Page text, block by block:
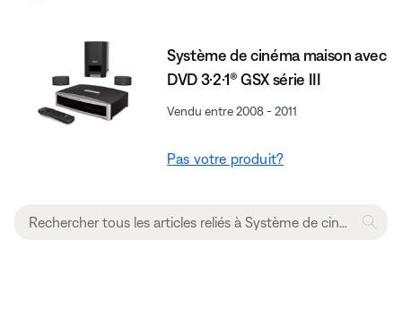
Système de cinéma maison avec
DVD 3·2·1® GSX série III
Vendu entre 2008 - 2011
Pas votre produit?